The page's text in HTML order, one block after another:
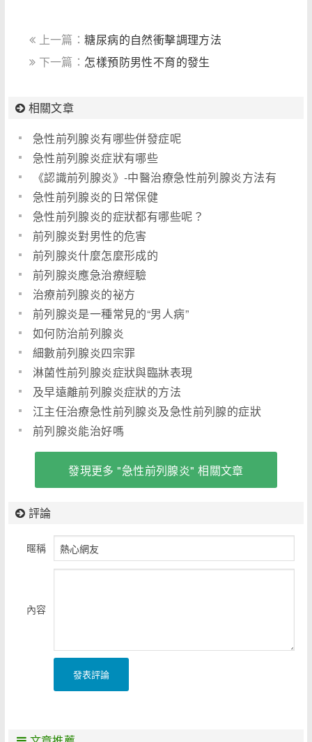
上一篇：糖尿病的自然衝擊調理方法
下一篇： 怎樣預防男性不育的發生
相關文章
急性前列腺炎有哪些併發症呢
急性前列腺炎症狀有哪些
《認識前列腺炎》-中醫治療急性前列腺炎方法有
哪些急性前列腺炎的日常保健
急性前列腺炎的症狀都有哪些呢？
前列腺炎對男性的危害
前列腺炎什麼怎麼形成的
前列腺炎應急治療經驗
治療前列腺炎的祕方
前列腺炎是一種常見的“男人病”
如何防治前列腺炎
細數前列腺炎四宗罪
淋菌性前列腺炎症狀與臨牀表現
及早遠離前列腺炎症狀的方法
江主任治療急性前列腺炎及急性前列腺的症狀
前列腺炎能治好嗎
發現更多 "急性前列腺炎" 相關文章
評論
暱稱
內容
發表評論